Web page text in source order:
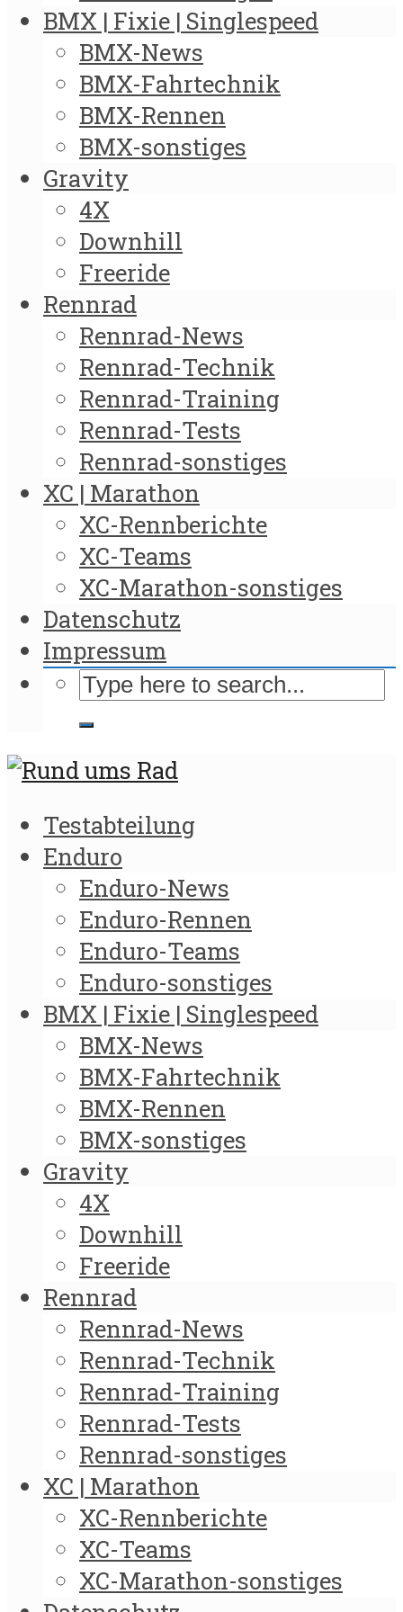
BMX | Fixie | Singlespeed
BMX-News
BMX-Fahrtechnik
BMX-Rennen
BMX-sonstiges
Gravity
4X
Downhill
Freeride
Rennrad
Rennrad-News
Rennrad-Technik
Rennrad-Training
Rennrad-Tests
Rennrad-sonstiges
XC | Marathon
XC-Rennberichte
XC-Teams
XC-Marathon-sonstiges
Datenschutz
Impressum
Testabteilung
Enduro
Enduro-News
Enduro-Rennen
Enduro-Teams
Enduro-sonstiges
BMX | Fixie | Singlespeed
BMX-News
BMX-Fahrtechnik
BMX-Rennen
BMX-sonstiges
Gravity
4X
Downhill
Freeride
Rennrad
Rennrad-News
Rennrad-Technik
Rennrad-Training
Rennrad-Tests
Rennrad-sonstiges
XC | Marathon
XC-Rennberichte
XC-Teams
XC-Marathon-sonstiges